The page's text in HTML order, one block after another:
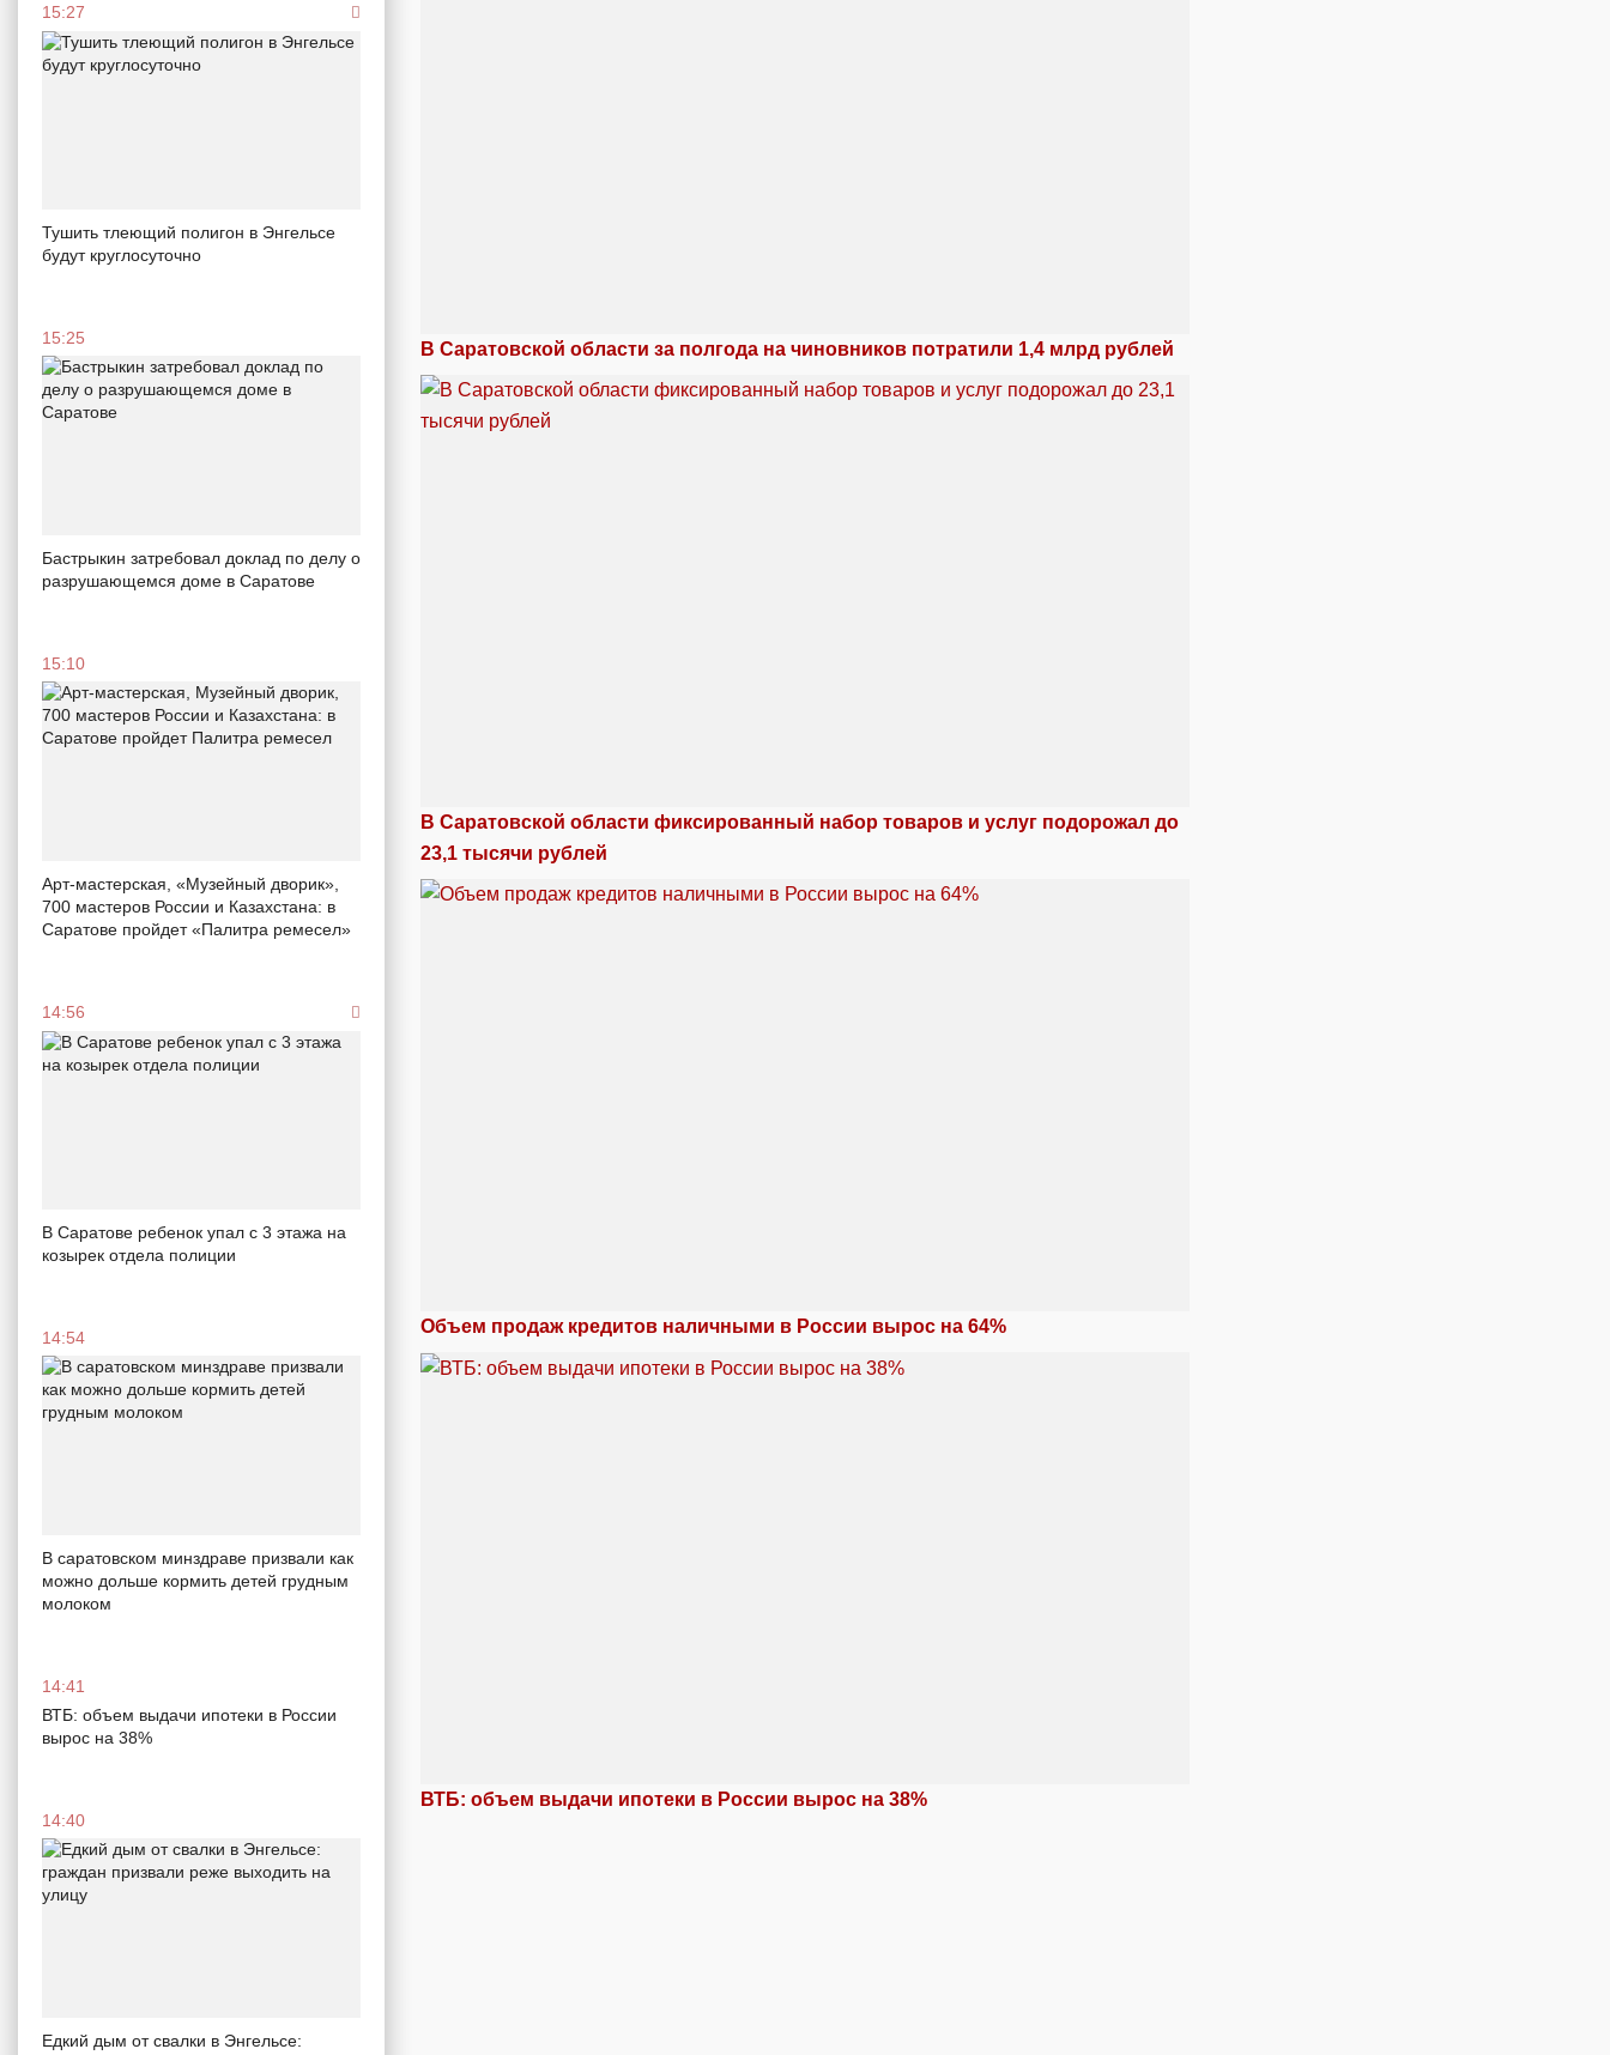
15:27
Тушить тлеющий полигон в Энгельсе
будут круглосуточно
15:25
Бастрыкин затребовал доклад по делу о
разрушающемся доме в Саратове
15:10
Арт-мастерская, «Музейный дворик»,
700 мастеров России и Казахстана: в
Саратове пройдет «Палитра ремесел»
14:56
В Саратове ребенок упал с 3 этажа на
козырек отдела полиции
14:54
В саратовском минздраве призвали как
можно дольше кормить детей грудным
молоком
14:41
ВТБ: объем выдачи ипотеки в России
вырос на 38%
14:40
Едкий дым от свалки в Энгельсе:
В Саратовской области за полгода на чиновников потратили 1,4 млрд рублей
В Саратовской области фиксированный набор товаров и услуг подорожал до
23,1 тысячи рублей
Объем продаж кредитов наличными в России вырос на 64%
ВТБ: объем выдачи ипотеки в России вырос на 38%